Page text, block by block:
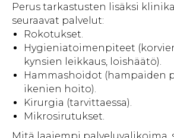
Perus tarkastusten lisäksi
seuraavat palvelut:
Rokotukset.
Hygieniatoimenpiteet
kynsien leikkaus, loishäätö).
Hammashoidot (hampaiden
ikenien hoito).
Kirurgia (tarvittaessa).
Mikrosirutukset.